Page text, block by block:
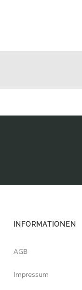
INFORMATIONEN
AGB
Impressum